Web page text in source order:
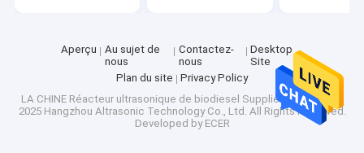
Aperçu
Au sujet de
nous
Contactez-
nous
Desktop
Site
Plan du site
Privacy Policy
LA CHINE Réacteur ultrasonique de biodiesel Supplier.Copyright ©
2025 Hangzhou Altrasonic Technology Co., Ltd. All Rights Reserved.
Developed by ECER